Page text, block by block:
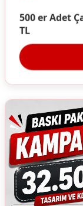
500 er Adet
TL